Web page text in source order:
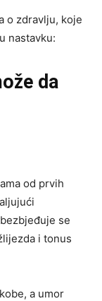
o zdravlju, koje
nastavku:
da
od prvih
se
i tonus
a umor